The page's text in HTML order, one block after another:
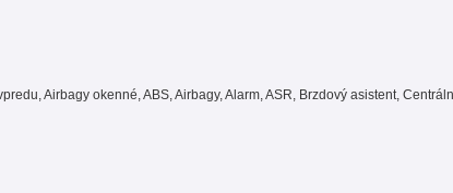
Airbagy okenné, ABS, Airbagy, Alarm, ASR, Brzdový asistent,